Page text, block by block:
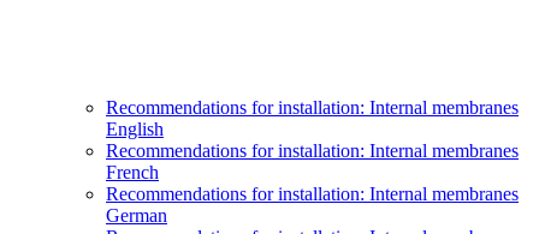
Recommendations for installation: Internal membranes
English
Recommendations for installation: Internal membranes
French
Recommendations for installation: Internal membranes
German